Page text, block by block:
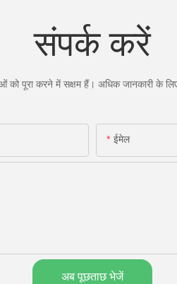
संपर्क करें
पूरा करने में सक्षम हैं। अधिक जानकारी के
ईमेल
अब पूछताछ भेजें